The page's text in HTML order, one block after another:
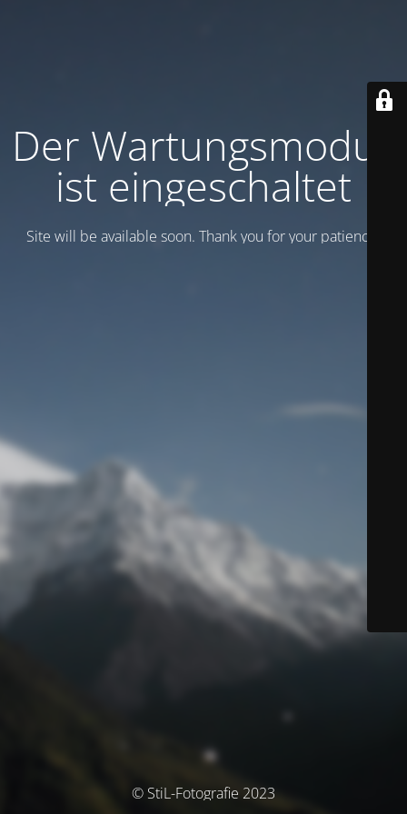
Der Wartungsmodus
ist eingeschaltet
Site will be available soon. Thank you for your patience!
© StiL-Fotografie 2023